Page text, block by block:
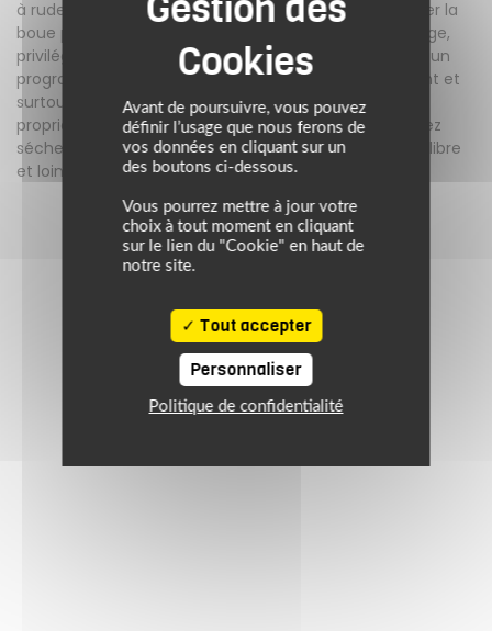
à rude épreuve. Après une sortie difficile, laissez sécher la
boue puis brossez-la délicatement à sec. Pour le lavage,
privilégiez un nettoyage à la main ou en machine sur un
programme délicat à l'eau tiède, sans essorage violent et
surtout sans adoucissant, car ce dernier détruit les
propriétés techniques imperméables des tissus. Laissez
sécher votre veste naturellement sur un cintre, à l'air libre
et loin d'un radiateur.
Avant de poursuivre, vous pouvez
définir l’usage que nous ferons de
vos données en cliquant sur un
des boutons ci-dessous.
Vous pourrez mettre à jour votre
choix à tout moment en cliquant
sur le lien du "Cookie" en haut de
notre site.
Tout accepter
Personnaliser
Politique de confidentialité